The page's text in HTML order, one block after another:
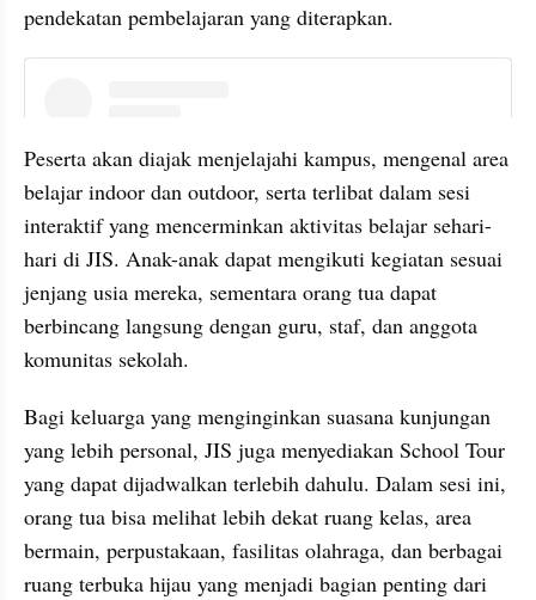
pendekatan pembelajaran yang diterapkan.​
Peserta akan diajak menjelajahi kampus, mengenal area
belajar indoor dan outdoor, serta terlibat dalam sesi
interaktif yang mencerminkan aktivitas belajar sehari-
hari di JIS. Anak-anak dapat mengikuti kegiatan sesuai
jenjang usia mereka, sementara orang tua dapat
berbincang langsung dengan guru, staf, dan anggota
komunitas sekolah.​
Bagi keluarga yang menginginkan suasana kunjungan
yang lebih personal, JIS juga menyediakan School Tour
yang dapat dijadwalkan terlebih dahulu. Dalam sesi ini,
orang tua bisa melihat lebih dekat ruang kelas, area
bermain, perpustakaan, fasilitas olahraga, dan berbagai
ruang terbuka hijau yang menjadi bagian penting dari